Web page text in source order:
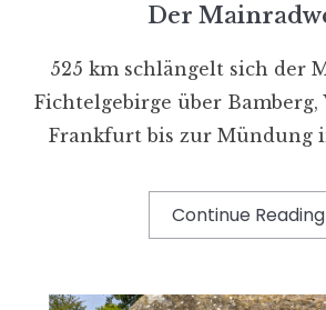
Der
525 km schlängelt sich der
Fichtelgebirge über Bamberg,
Frankfurt bis zur Mündung
Continue Reading